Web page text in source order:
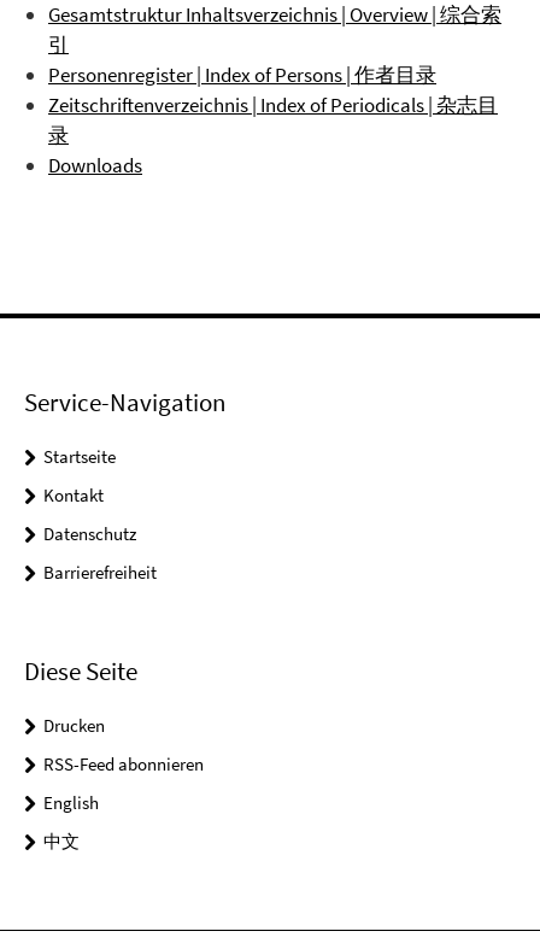
Gesamtstruktur Inhaltsverzeichnis | Overview | 综合索
引
Personenregister | Index of Persons | 作者目录
Zeitschriftenverzeichnis | Index of Periodicals | 杂志目
录
Downloads
Service-Navigation
Startseite
Kontakt
Datenschutz
Barrierefreiheit
Diese Seite
Drucken
RSS-Feed abonnieren
English
中文